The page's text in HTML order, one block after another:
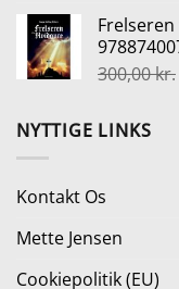
300,00kr.
NYTTIGE LINKS
Kontakt Os
Mette Jensen
Cookiepolitik (EU)